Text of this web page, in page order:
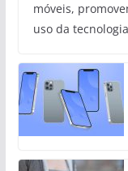
móveis,
uso da